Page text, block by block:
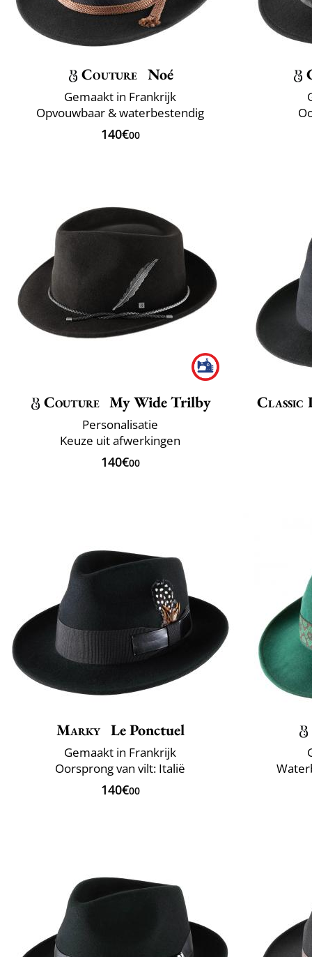
Couture Noé
Gemaakt in Frankrijk
Opvouwbaar & waterbestendig
140€00
Couture My Wide Trilby
Personalisatie
Keuze uit afwerkingen
140€00
Classic
Marky Le Ponctuel
Gemaakt in Frankrijk
Oorsprong van vilt: Italië
140€00